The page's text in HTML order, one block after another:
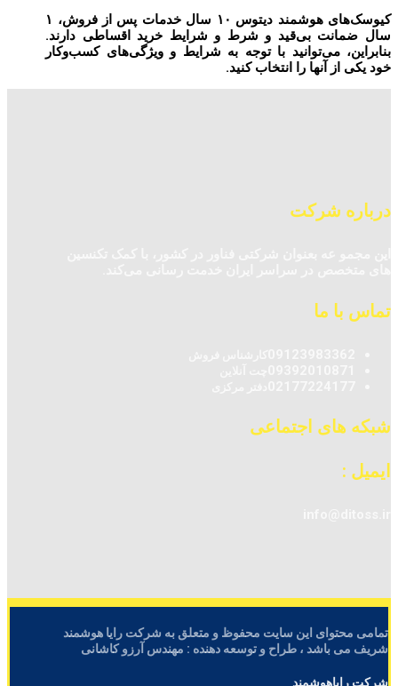
کیوسک‌های هوشمند دیتوس ۱۰ سال خدمات پس از فروش، ۱
سال ضمانت بی‌قید و شرط و شرایط خرید اقساطی دارند.
بنابراین، می‌توانید با توجه به شرایط و ویژگی‌های کسب‌وکار
خود یکی از آنها را انتخاب کنید.
درباره شرکت
این مجمو عه بعنوان شرکتی فناور در کشور، با کمک تکنسین‌
های متخصص در سراسر ایران خدمت رسانی می‌کند.
تماس با ما
شبکه های اجتماعی
ایمیل :
تمامی محتوای این سایت محفوظ و متعلق به شرکت رایا هوشمند
شریف می باشد ، طراح و توسعه دهنده : مهندس آرزو کاشانی
شرکت رایاهوشمند